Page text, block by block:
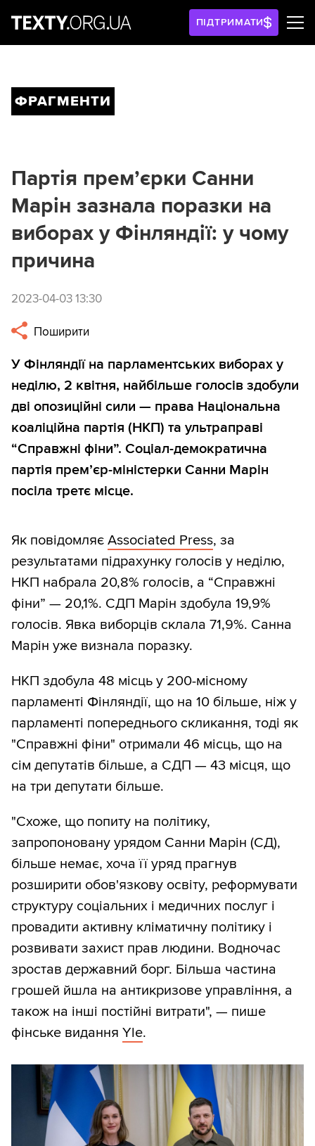
ПІДТРИМАТИ
ФРАГМЕНТИ
Партія прем’єрки Санни
Марін зазнала поразки на
виборах у Фінляндії: у чому
причина
2023-04-03 13:30
Поширити
У Фінляндії на парламентських виборах у
неділю, 2 квітня, найбільше голосів здобули
дві опозиційні сили — права Національна
коаліційна партія (НКП) та ультраправі
“Справжні фіни”. Соціал-демократична
партія прем’єр-міністерки Санни Марін
посіла третє місце.
Як повідомляє Associated Press, за
результатами підрахунку голосів у неділю,
НКП набрала 20,8% голосів, а “Справжні
фіни” — 20,1%. СДП Марін здобула 19,9%
голосів. Явка виборців склала 71,9%. Санна
Марін уже визнала поразку.
НКП здобула 48 місць у 200-місному
парламенті Фінляндії, що на 10 більше, ніж у
парламенті попереднього скликання, тоді як
"Справжні фіни" отримали 46 місць, що на
сім депутатів більше, а СДП — 43 місця, що
на три депутати більше.
"Схоже, що попиту на політику,
запропоновану урядом Санни Марін (СД),
більше немає, хоча її уряд прагнув
розширити обов'язкову освіту, реформувати
структуру соціальних і медичних послуг і
провадити активну кліматичну політику і
розвивати захист прав людини. Водночас
зростав державний борг. Більша частина
грошей йшла на антикризове управління, а
також на інші постійні витрати", — пише
фінське видання Yle.